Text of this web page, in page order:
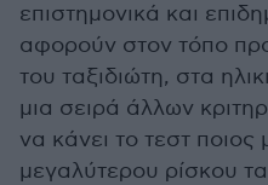
επιστημονικά και
αφορούν στον τόπο
του ταξιδιώτη, στα
μια σειρά άλλων
να κάνει το τεστ
μεγαλύτερου ρίσκου